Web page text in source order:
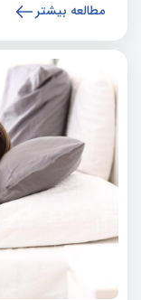
مطالعه بیشتر